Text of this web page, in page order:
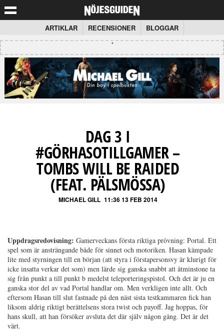
ARTIKLAR RECENSIONER BLOGGAR
DAG 3 I
#GÖRHASOTILLGAMER –
TOMBS WILL BE RAIDED
(FEAT. PÄLSMÖSSA)
MICHAEL GILL 11:36 13 FEB 2014
Uppdragsredovisning: Gamerveckans första riktiga prövning: Portal. Ett
spel som är ansträngande både för sinnet och motoriken. Hasan kämpade
lite med styrningen till en början (att styra i förstapersonsvy är klurigt för
icke insatta verkar det som) men lärde sig ganska snabbt att åtminstone ta
sig från punkt a till punkt b medelst teleporteringspistol. Och det är ju en
ganska stor del av vad Portal handlar om. Men verkligen inte allt. Och
eftersom Hasan till slut fastnade på den näst sista testkammaren fick han
liksom aldrig riktigt berättelsens stora twist och payoff. Jag hoppas, för
hans skull, att han försöker avsluta det där själv någon gång. Det är det
värt.